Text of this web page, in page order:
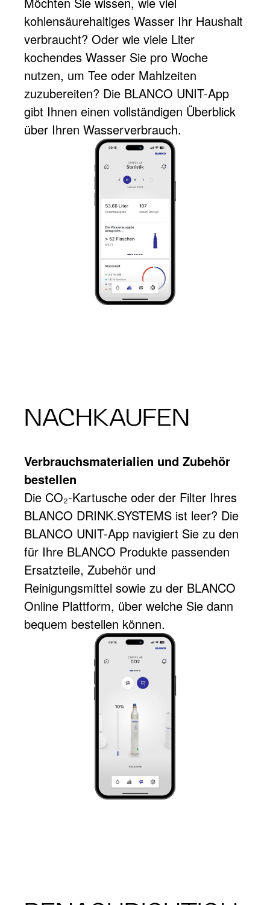
kohlensäurehaltiges Wasser Ihr Haushalt
verbraucht? Oder wie viele Liter
kochendes Wasser Sie pro Woche
nutzen, um Tee oder Mahlzeiten
zuzubereiten? Die BLANCO UNIT-App
gibt Ihnen einen vollständigen Überblick
über Ihren Wasserverbrauch.
NACHKAUFEN
Verbrauchsmaterialien und Zubehör
bestellen
Die CO₂-Kartusche oder der Filter Ihres
BLANCO DRINK.SYSTEMS ist leer? Die
BLANCO UNIT-App navigiert Sie zu den
für Ihre BLANCO Produkte passenden
Ersatzteile, Zubehör und
Reinigungsmittel sowie zu der BLANCO
Online Plattform, über welche Sie dann
bequem bestellen können.